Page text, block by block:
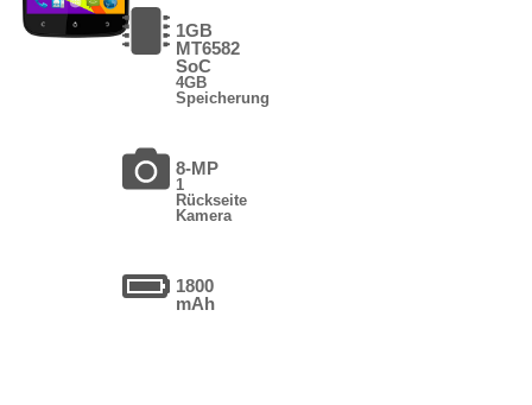
1GB
MT6582
SoC
4GB
Speicherung
8-MP
1
Rückseite
Kamera
1800
mAh